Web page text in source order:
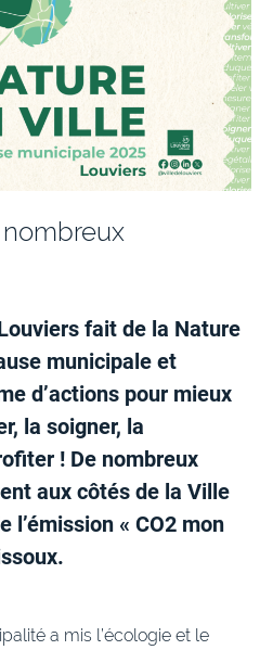
fait de la Nature
municipale et
d’actions pour mieux
la soigner, la
! De nombreux
aux côtés de la Ville
l’émission « CO2 mon
a mis l’écologie et le